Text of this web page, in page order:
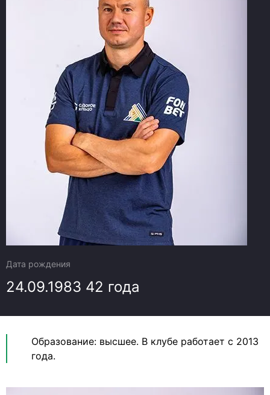
Дата рождения
24.09.1983 42 года
Образование: высшее. В клубе работает с 2013
года.